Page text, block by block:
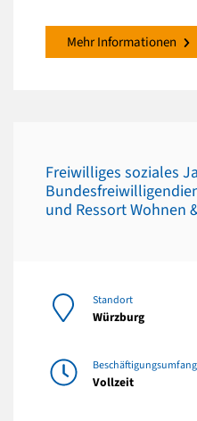
Mehr Informationen
Freiwilliges soziales
und Ressort Wohnen
Standort
Würzburg
Beschäftigungsumfang
Vollzeit